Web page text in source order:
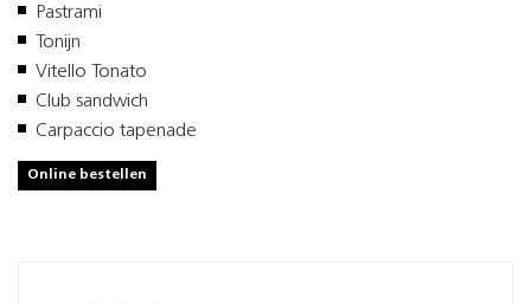
Pastrami
Tonijn
Vitello Tonato
Club sandwich
Carpaccio tapenade
Online bestellen